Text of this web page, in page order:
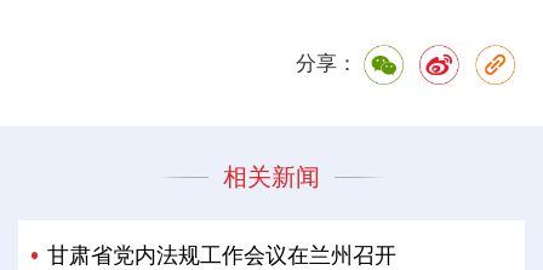
分享：
相关新闻
甘肃省党内法规工作会议在兰州召开